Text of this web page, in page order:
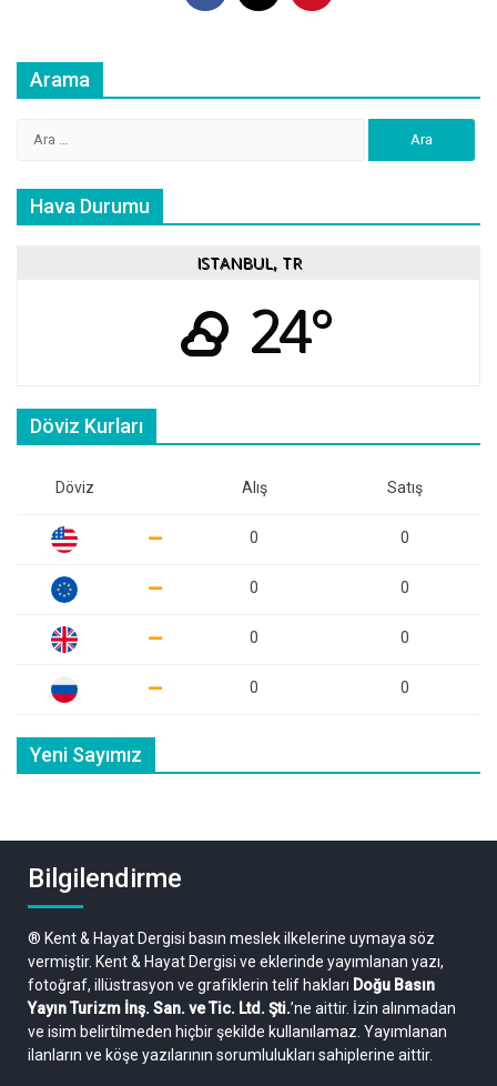
Arama
Hava Durumu
ISTANBUL, TR
24°
Döviz Kurları
Döviz Alış Satış
0 0
0 0
0 0
0 0
Yeni Sayımız
Bilgilendirme
® Kent & Hayat Dergisi basın meslek ilkelerine uymaya söz
vermiştir. Kent & Hayat Dergisi ve eklerinde yayımlanan yazı,
fotoğraf, illüstrasyon ve grafiklerin telif hakları Doğu Basın
Yayın Turizm İnş. San. ve Tic. Ltd. Şti.’ne aittir. İzin alınmadan
ve isim belirtilmeden hiçbir şekilde kullanılamaz. Yayımlanan
ilanların ve köşe yazılarının sorumlulukları sahiplerine aittir.